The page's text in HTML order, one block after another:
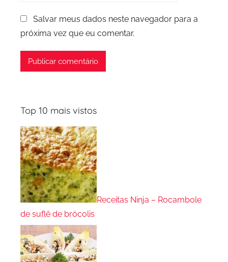
Salvar meus dados neste navegador para a
próxima vez que eu comentar.
Top 10 mais vistos
Receitas Ninja – Rocambole
de suflê de brócolis